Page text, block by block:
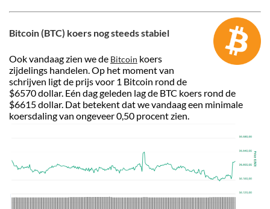
Bitcoin (BTC) koers nog steeds stabiel
Ook vandaag zien we de Bitcoin koers
zijdelings handelen. Op het moment van
schrijven ligt de prijs voor 1 Bitcoin rond de
$6570 dollar. Eén dag geleden lag de BTC koers rond de
$6615 dollar. Dat betekent dat we vandaag een minimale
koersdaling van ongeveer 0,50 procent zien.